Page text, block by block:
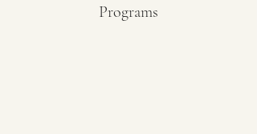
Programs